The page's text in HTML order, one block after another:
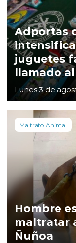
Adportas
juguetes
llamado
Lunes 3 de
Maltrato Animal
Hombre
maltratar
Ñuñoa